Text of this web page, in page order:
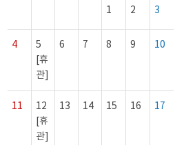
1 2 3
4
5
[휴
관]
6 7 8 9 10
11
12
[휴
관]
13 14 15 16 17